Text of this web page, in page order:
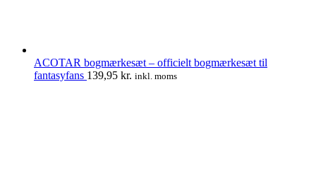
ACOTAR bogmærkesæt – officielt bogmærkesæt til
fantasyfans 139,95 kr. inkl. moms